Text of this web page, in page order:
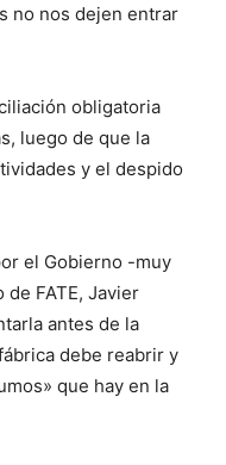
no nos dejen entrar
obligatoria
luego de que la
y el despido
el Gobierno -muy
FATE, Javier
antes de la
debe reabrir y
que hay en la